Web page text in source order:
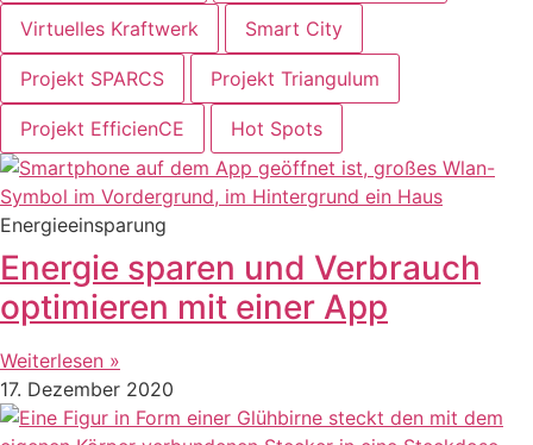
Virtuelles Kraftwerk Smart City
Projekt SPARCS Projekt Triangulum
Projekt EfficienCE Hot Spots
Energieeinsparung
Energie sparen und Verbrauch
optimieren mit einer App
Weiterlesen »
17. Dezember 2020